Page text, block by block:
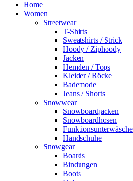
Home
Women
Streetwear
T-Shirts
Sweatshirts / Strick
Hoody / Ziphoody
Jacken
Hemden / Tops
Kleider / Röcke
Bademode
Jeans / Shorts
Snowwear
Snowboardjacken
Snowboardhosen
Funktionsunterwäsche
Handschuhe
Snowgear
Boards
Bindungen
Boots